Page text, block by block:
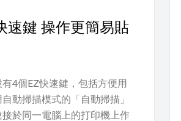
速鍵 操作更簡易貼
4個EZ快速鍵，包括方便用
動掃描模式的「自動掃描」
於同一電腦上的打印機上作